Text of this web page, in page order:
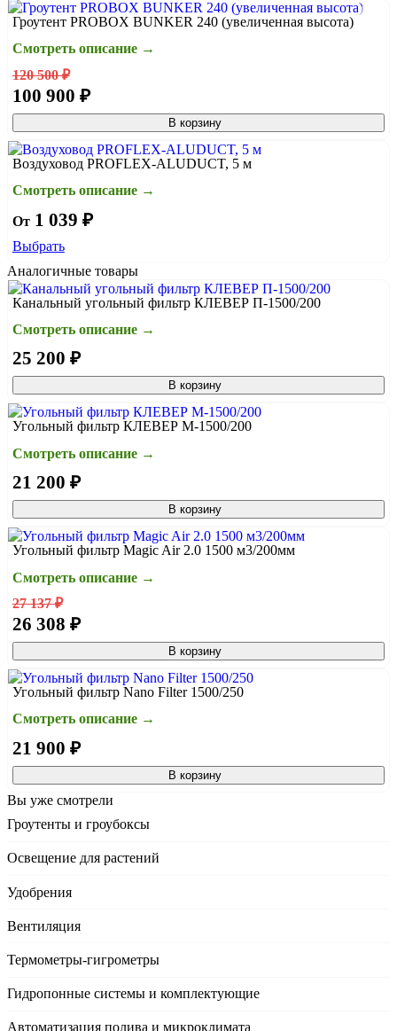
Гроутент PROBOX BUNKER 240 (увеличенная высота)
Смотреть описание →
120 500 ₽
100 900 ₽
В корзину
Воздуховод PROFLEX-ALUDUCT, 5 м
Смотреть описание →
От1 039 ₽
Выбрать
Аналогичные товары
Канальный угольный фильтр КЛЕВЕР П-1500/200
Смотреть описание →
25 200 ₽
В корзину
Угольный фильтр КЛЕВЕР М-1500/200
Смотреть описание →
21 200 ₽
В корзину
Угольный фильтр Magic Air 2.0 1500 м3/200мм
Смотреть описание →
27 137 ₽
26 308 ₽
В корзину
Угольный фильтр Nano Filter 1500/250
Смотреть описание →
21 900 ₽
В корзину
Вы уже смотрели
Гроутенты и гроубоксы
Освещение для растений
Удобрения
Вентиляция
Термометры-гигрометры
Гидропонные системы и комплектующие
Автоматизация полива и микроклимата